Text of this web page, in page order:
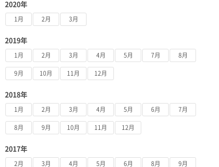
2020年
1月 2月 3月
2019年
1月 2月 3月 4月 5月 7月 8月
9月 10月 11月 12月
2018年
1月 2月 3月 4月 5月 6月 7月
8月 9月 10月 11月 12月
2017年
2月 3月 4月 5月 6月 8月 9月